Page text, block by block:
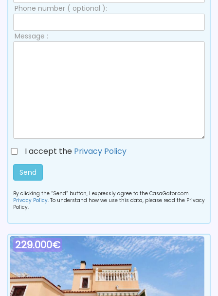
Phone number ( optional ):
Message :
I accept the Privacy Policy
Send
By clicking the “Send” button, I expressly agree to the CasaGator.com
Privacy Policy. To understand how we use this data, please read the Privacy
Policy.
229.000€